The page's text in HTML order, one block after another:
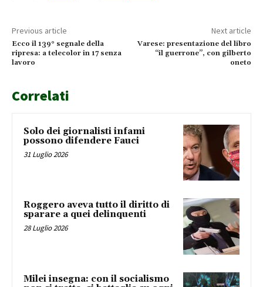
Previous article
Ecco il 139° segnale della
ripresa: a telecolor in 17 senza
lavoro
Next article
Varese: presentazione del libro
“il guerrone”, con gilberto
oneto
Correlati
Solo dei giornalisti infami
possono difendere Fauci
31 Luglio 2026
Roggero aveva tutto il diritto di
sparare a quei delinquenti
28 Luglio 2026
Milei insegna: con il socialismo